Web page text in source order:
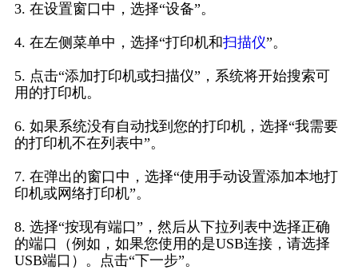
3. 在设置窗口中，选择“设备”。
4. 在左侧菜单中，选择“打印机和扫描仪”。
5. 点击“添加打印机或扫描仪”，系统将开始搜索可
用的打印机。
6. 如果系统没有自动找到您的打印机，选择“我需要
的打印机不在列表中”。
7. 在弹出的窗口中，选择“使用手动设置添加本地打
印机或网络打印机”。
8. 选择“按现有端口”，然后从下拉列表中选择正确
的端口（例如，如果您使用的是USB连接，请选择
USB端口）。点击“下一步”。